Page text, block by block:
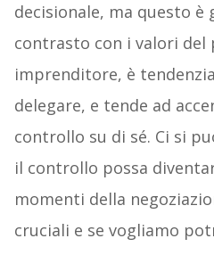
decisionale, ma questo è
contrasto con i valori del
imprenditore, è
delegare, e tende ad
controllo su di sé. Ci si
il controllo possa
momenti della
cruciali e se vogliamo